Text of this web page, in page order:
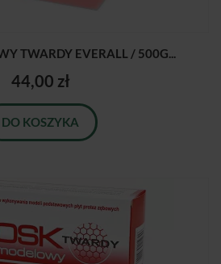
TWARDY EVERALL / 500G...
44,00 zł
DO KOSZYKA